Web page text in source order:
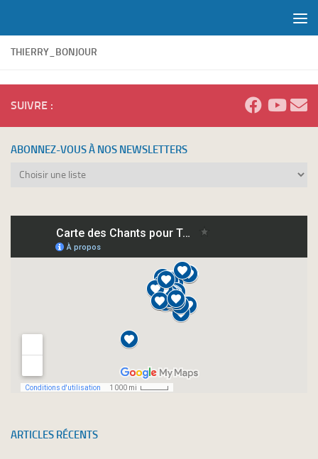
THIERRY_BONJOUR
SUIVRE :
ABONNEZ-VOUS À NOS NEWSLETTERS
Abonnez-
newsletters
ARTICLES RÉCENTS